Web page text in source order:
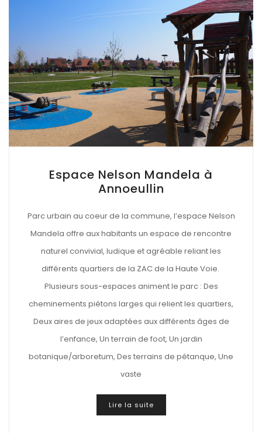
Espace Nelson Mandela à
Annoeullin
Parc urbain au coeur de la commune, l’espace Nelson
Mandela offre aux habitants un espace de rencontre
naturel convivial, ludique et agréable reliant les
différents quartiers de la ZAC de la Haute Voie.
Plusieurs sous-espaces animent le parc : Des
cheminements piétons larges qui relient les quartiers,
Deux aires de jeux adaptées aux différents âges de
l’enfance, Un terrain de foot, Un jardin
botanique/arboretum, Des terrains de pétanque, Une
vaste
Lire la suite